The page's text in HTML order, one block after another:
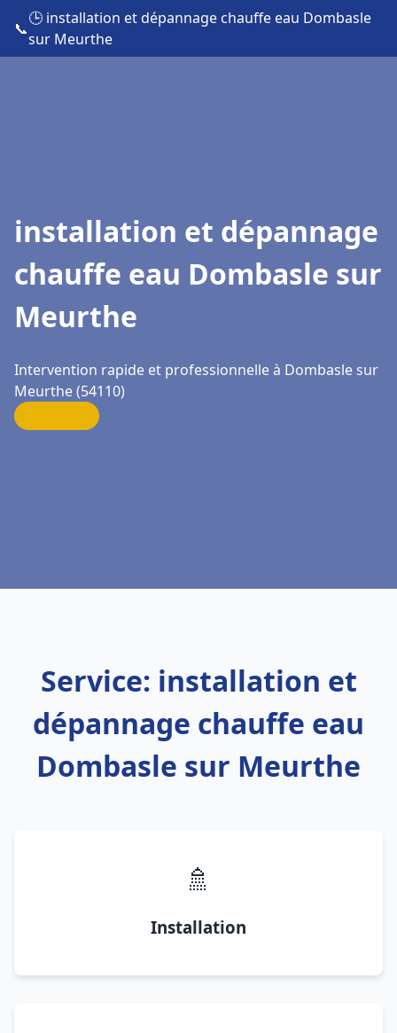
📞
🕒 installation et dépannage chauffe eau Dombasle
sur Meurthe
installation et dépannage
chauffe eau Dombasle sur
Meurthe
Intervention rapide et professionnelle à Dombasle sur
Meurthe (54110)
Service: installation et
dépannage chauffe eau
Dombasle sur Meurthe
🚿
Installation